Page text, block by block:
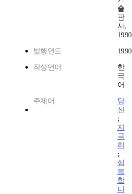
출
판
사,
1990
발행연도 1990
작성언어
한
국
어
주제어
당
신
;
지
극
히
;
행
복
합
니